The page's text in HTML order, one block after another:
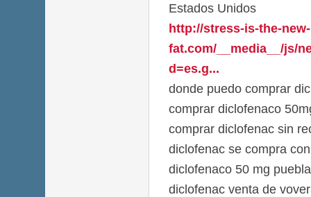
Estados Unidos
http://stress-is-the-new-
fat.com/__media__/js/
d=es.g...
donde puedo comprar
comprar diclofenaco
comprar diclofenac sin
diclofenac se compra
diclofenaco 50 mg
diclofenac venta de